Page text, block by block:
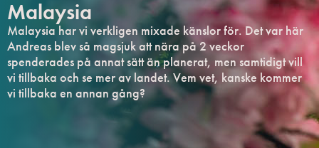
Malaysia
Malaysia har vi verkligen mixade känslor för. Det var här
Andreas blev så magsjuk att nära på 2 veckor
spenderades på annat sätt än planerat, men samtidigt vill
vi tillbaka och se mer av landet. Vem vet, kanske kommer
vi tillbaka en annan gång?